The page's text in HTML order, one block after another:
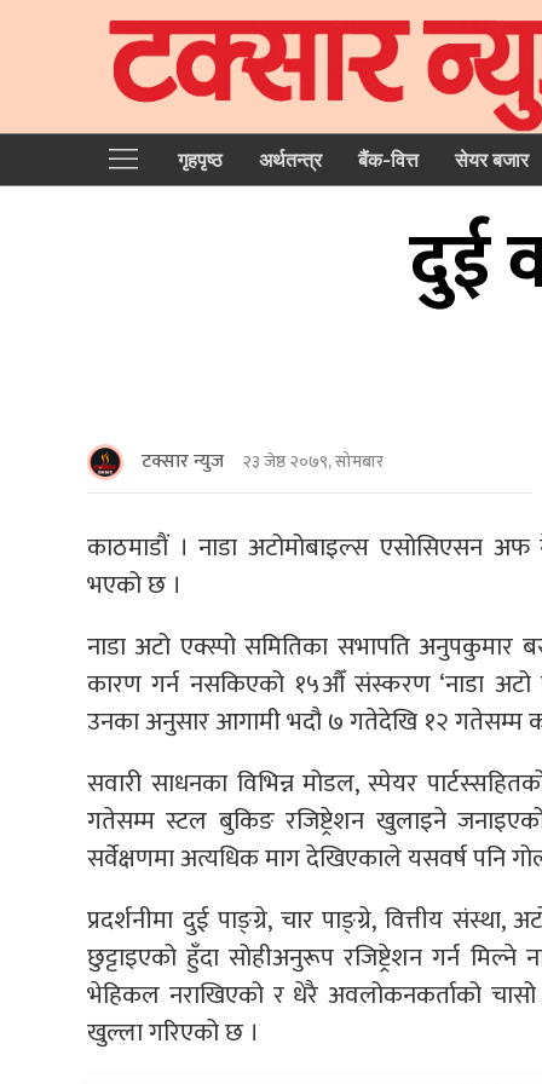
गृहपृष्‍ठ अर्थतन्त्र बैंक-वित्त सेयर बजार
दुई
टक्सार न्युज २३ जेष्ठ २०७९, सोमबार
काठमाडाैं । नाडा अटोमोबाइल्स एसोसिएसन अफ
भएको छ ।
नाडा अटो एक्स्पो समितिका सभापति
कारण गर्न नसकिएको १५औँ संस्करण ‘नाडा अटो
उनका अनुसार आगामी भदौ ७ गतेदेखि १२ गतेसम्म
सवारी साधनका विभिन्न मोडल, स्पेयर
गतेसम्म स्टल बुकिङ रजिष्ट्रेशन खुलाइने
सर्वेक्षणमा अत्यधिक माग देखिएकाले यसवर्ष पनि
प्रदर्शनीमा दुई पाङ्ग्रे, चार पाङ्ग्रे, वित्तीय
छुट्टाइएको हुँदा सोहीअनुरूप रजिष्ट्रेशन गर्न
भेहिकल नराखिएको र धेरै अवलोकनकर्ताको
खुल्ला गरिएको छ ।